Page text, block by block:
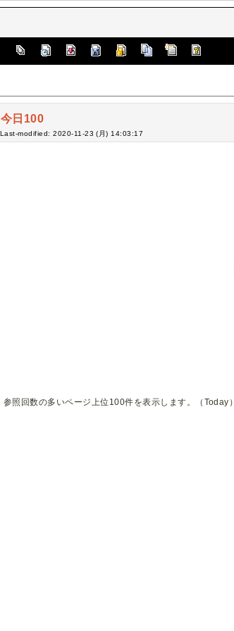
今日100
Last-modified: 2020-11-23 (月) 14:03:17
参照回数の多いページ上位100件を表示します。（Today）